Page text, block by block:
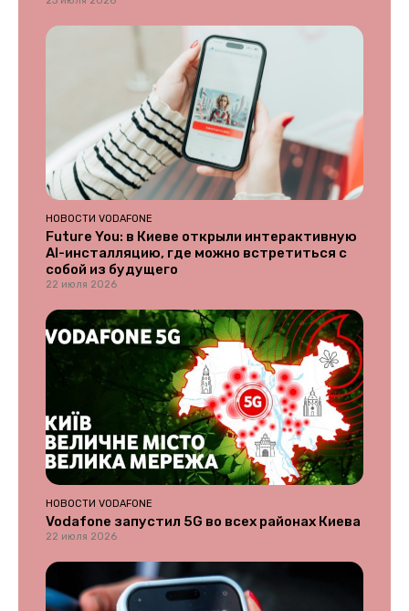
НОВОСТИ VODAFONE
Future You: в Киеве открыли интерактивную
AI-инсталляцию, где можно встретиться с
собой из будущего
22 июля 2026
НОВОСТИ VODAFONE
Vodafone запустил 5G во всех районах Киева
22 июля 2026